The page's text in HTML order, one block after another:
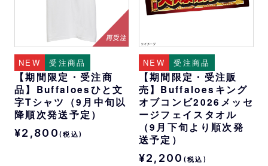
NEW 受注商品
【期間限定・受注商
品】Buffaloesひと文
字Tシャツ（9月中旬以
降順次発送予定）
¥2,800 (税込)
NEW 受注商品
【期間限定・受注販
売】Buffaloesキング
オブコンビ2026メッセ
ージフェイスタオル
（9月下旬より順次発
送予定）
¥2,200 (税込)